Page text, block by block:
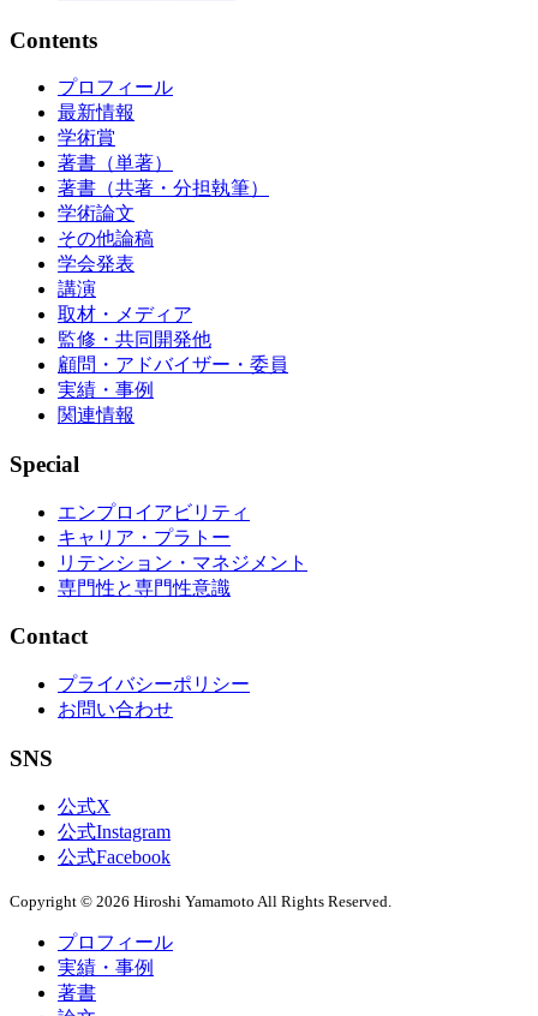
Contents
プロフィール
最新情報
学術賞
著書（単著）
著書（共著・分担執筆）
学術論文
その他論稿
学会発表
講演
取材・メディア
監修・共同開発他
顧問・アドバイザー・委員
実績・事例
関連情報
Special
エンプロイアビリティ
キャリア・プラトー
リテンション・マネジメント
専門性と専門性意識
Contact
プライバシーポリシー
お問い合わせ
SNS
公式X
公式Instagram
公式Facebook
Copyright © 2026 Hiroshi Yamamoto All Rights Reserved.
プロフィール
実績・事例
著書